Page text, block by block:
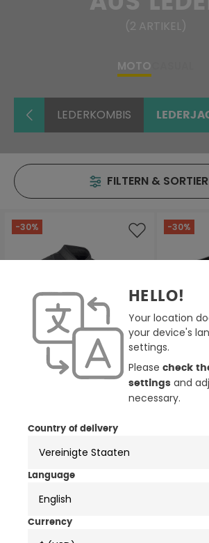
(2 ARTIKEL)
MOTO
LEDERKOMBIS
FILTERN &
-30%
Bering Radial Motorrad
Leder-/Textiljacke
-30%
HELLO!
Your location
your device's
settings.
Please check
settings and
necessary.
Country of delivery
Language
English
Currency